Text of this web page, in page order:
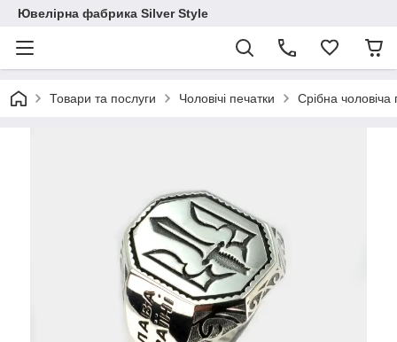
Ювелірна фабрика Silver Style
Товари та послуги Чоловічі печатки Срібна чоловіча